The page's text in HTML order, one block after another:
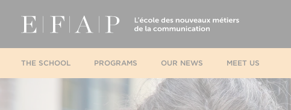
THE SCHOOL PROGRAMS OUR NEWS MEET US